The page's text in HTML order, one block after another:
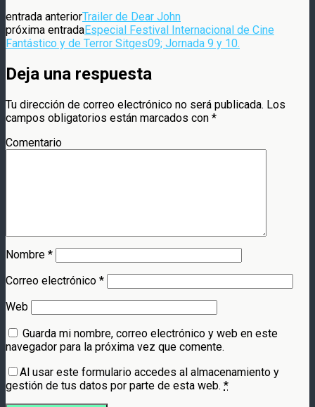
entrada anteriorTrailer de Dear John
próxima entradaEspecial Festival Internacional de Cine
Fantástico y de Terror Sitges09; Jornada 9 y 10.
Deja una respuesta
Tu dirección de correo electrónico no será publicada. Los
campos obligatorios están marcados con *
Comentario
Nombre *
Correo electrónico *
Web
Guarda mi nombre, correo electrónico y web en este
navegador para la próxima vez que comente.
Al usar este formulario accedes al almacenamiento y
gestión de tus datos por parte de esta web. *